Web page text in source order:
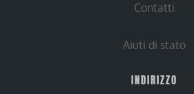
Contatti
Aiuti di stato
INDIRIZZO